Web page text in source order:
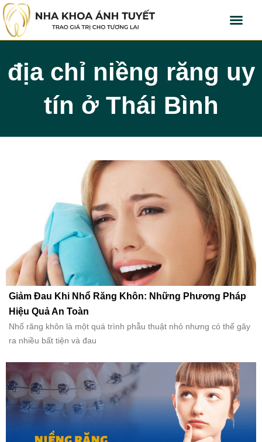
địa chỉ niềng răng uy
tín ở Thái Bình
Giảm Đau Khi Nhổ Răng Khôn: Những Phương Pháp
Hiệu Quả An Toàn
Nhổ răng khôn là một quá trình phẫu thuật nhỏ nhưng có thể gây
ra nhiều bất tiện và đau